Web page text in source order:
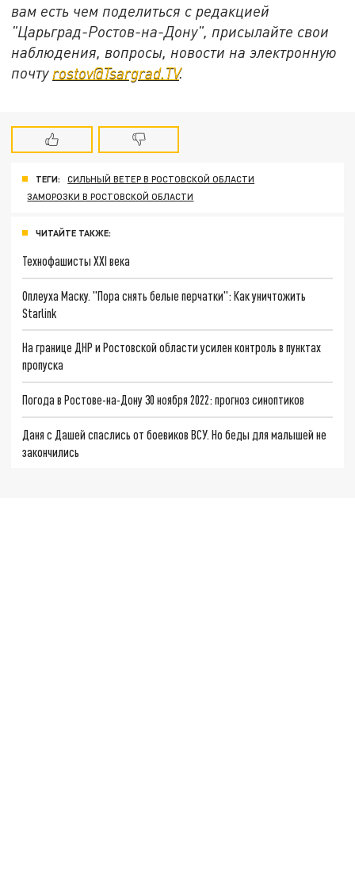
вам есть чем поделиться с редакцией
"Царьград-Ростов-на-Дону", присылайте свои
наблюдения, вопросы, новости на электронную
почту rostov@Tsargrad.ТV.
ТЕГИ:
СИЛЬНЫЙ ВЕТЕР В РОСТОВСКОЙ ОБЛАСТИ
ЗАМОРОЗКИ В РОСТОВСКОЙ ОБЛАСТИ
ЧИТАЙТЕ ТАКЖЕ:
Технофашисты XXI века
Оплеуха Маску. "Пора снять белые перчатки": Как уничтожить
Starlink
На границе ДНР и Ростовской области усилен контроль в пунктах
пропуска
Погода в Ростове-на-Дону 30 ноября 2022: прогноз синоптиков
Даня с Дашей спаслись от боевиков ВСУ. Но беды для малышей не
закончились